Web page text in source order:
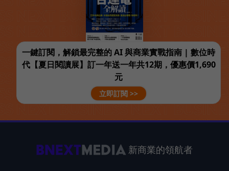
一鍵訂閱，解鎖最完整的 AI 與商業實戰指南 | 數位時
代【夏日閱讀展】訂一年送一年共12期，優惠價1,690
元
立即訂閱 >>
新商業的領航者